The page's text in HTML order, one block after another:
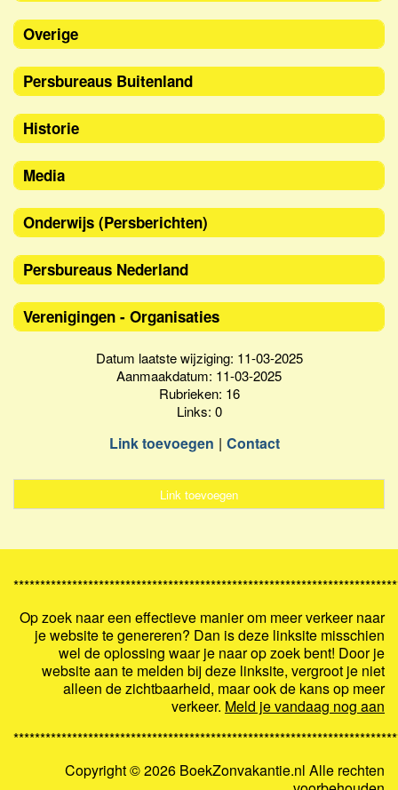
Overige
Persbureaus Buitenland
Historie
Media
Onderwijs (Persberichten)
Persbureaus Nederland
Verenigingen - Organisaties
Datum laatste wijziging: 11-03-2025
Aanmaakdatum: 11-03-2025
Rubrieken: 16
Links: 0
Link toevoegen Contact
Link toevoegen
Op zoek naar een effectieve manier om meer verkeer naar
je website te genereren? Dan is deze linksite misschien
wel de oplossing waar je naar op zoek bent! Door je
website aan te melden bij deze linksite, vergroot je niet
alleen de zichtbaarheid, maar ook de kans op meer
verkeer. Meld je vandaag nog aan
Copyright ©2026 BoekZonvakantie.nl Alle rechten